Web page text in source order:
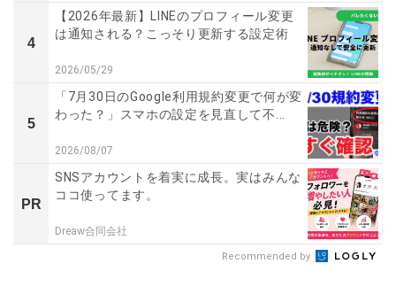
4
【2026年最新】LINEのプロフィール変更
は通知される？こっそり更新する設定術
2026/05/29
5
「7月30日のGoogle利用規約変更で何が変
わった？」スマホの設定を見直して不...
2026/08/07
PR
SNSアカウントを着実に成長。実はみんな
ココ使ってます。
Dreaw合同会社
Recommended by